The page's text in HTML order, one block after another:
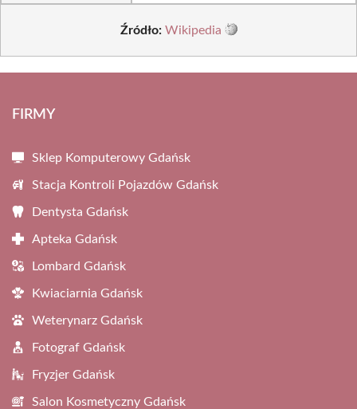
Źródło: Wikipedia
FIRMY
Sklep Komputerowy Gdańsk
Stacja Kontroli Pojazdów Gdańsk
Dentysta Gdańsk
Apteka Gdańsk
Lombard Gdańsk
Kwiaciarnia Gdańsk
Weterynarz Gdańsk
Fotograf Gdańsk
Fryzjer Gdańsk
Salon Kosmetyczny Gdańsk